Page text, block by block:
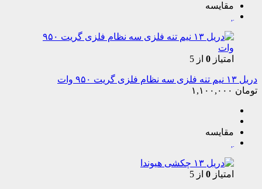
مقایسه
امتیاز 0 از 5
دریل ۱۳ نیم تنه فلزی سه نظام فلزی گریت ۹۵۰ وات
تومان
مقایسه
امتیاز 0 از 5